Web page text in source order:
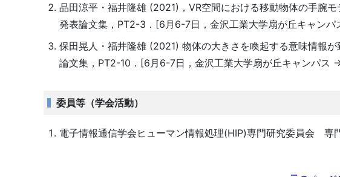
品田涼平・福井隆雄 (2021)，VR空間における移動物体の手腕
発表論文集，PT2-3．[6月6-7日，金沢工業大学扇が丘キャン
保田晃人・福井隆雄 (2021) 物体の大きさを喚起する意味情報
論文集，PT2-10．[6月6-7日，金沢工業大学扇が丘キャンパス
委員等（学会活動）
電子情報通信学会ヒューマン情報処理(HIP)専門研究委員会 専